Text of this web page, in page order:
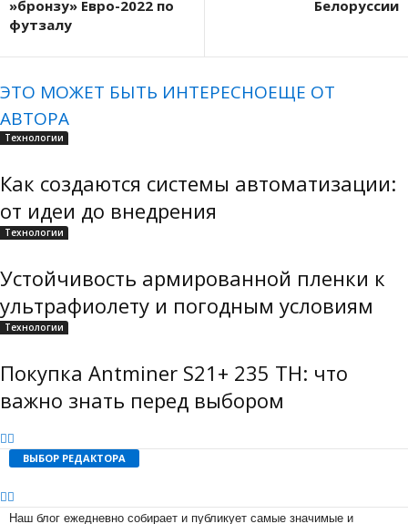
»бронзу» Евро-2022 по
футзалу
Белоруссии
ЭТО МОЖЕТ БЫТЬ ИНТЕРЕСНОЕЩЕ ОТ
АВТОРА
Технологии
Как создаются системы автоматизации:
от идеи до внедрения
Технологии
Устойчивость армированной пленки к
ультрафиолету и погодным условиям
Технологии
Покупка Antminer S21+ 235 TH: что
важно знать перед выбором
ВЫБОР РЕДАКТОРА
Наш блог ежедневно собирает и публикует самые значимые и